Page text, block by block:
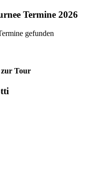
Termine 2026
gefunden
Tour